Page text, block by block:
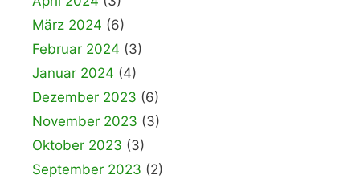
März 2024 (6)
Februar 2024 (3)
Januar 2024 (4)
Dezember 2023 (6)
November 2023 (3)
Oktober 2023 (3)
September 2023 (2)